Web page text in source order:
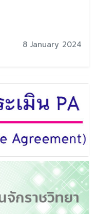
8 January 2024